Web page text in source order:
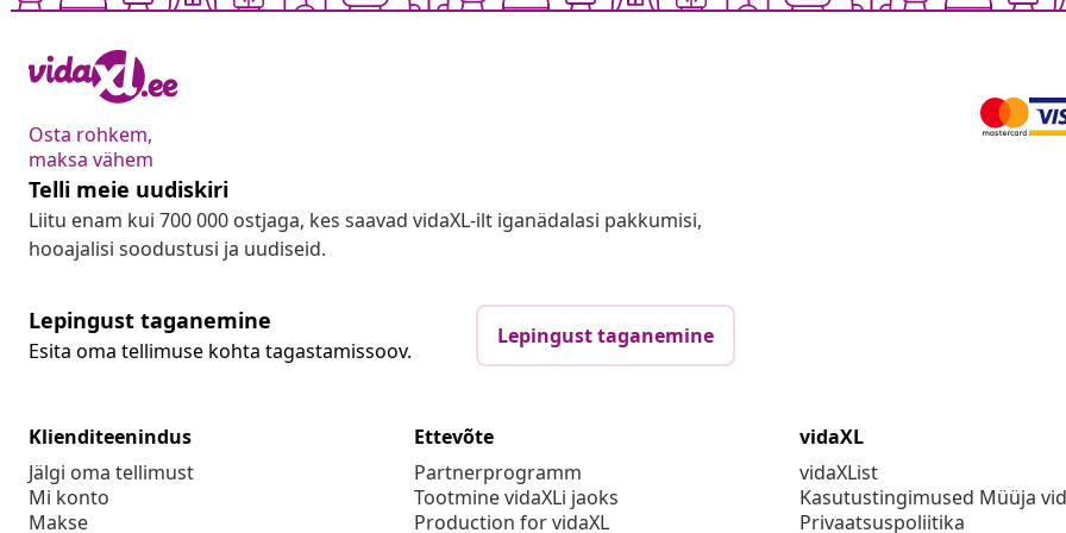
Osta rohkem,
maksa vähem
Telli meie uudiskiri
Liitu enam kui 700 000 ostjaga, kes saavad vidaXL-ilt iganädalasi pakkumisi,
hooajalisi soodustusi ja uudiseid.
Lepingust taganemine
Esita oma tellimuse kohta tagastamissoov.
Lepingust taganemine
Klienditeenindus
Jälgi oma tellimust
Mi konto
Makse
Ettevõte
Partnerprogramm
Tootmine vidaXLi jaoks
Production for vidaXL
vidaXL
vidaXList
Kasutustingimused Müüja
Privaatsuspoliitika